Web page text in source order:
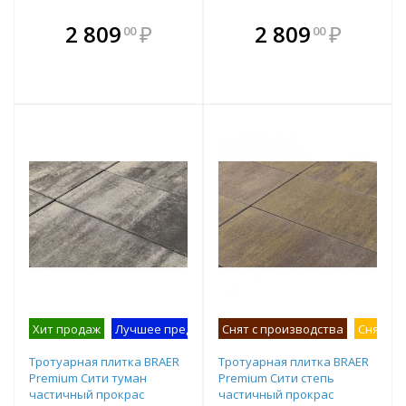
2 809 00 ₽
В комплекте
всегда выгоднее!
В комплекте
всегда выгоднее!
2 809 00 ₽
Хит продаж
Лучшее предложение
Тротуарная плитка BRAER
Premium Сити туман
частичный прокрас
Снят с производства
Снят с
Тротуарная плитка BRAER
Premium Сити степь
частичный прокрас